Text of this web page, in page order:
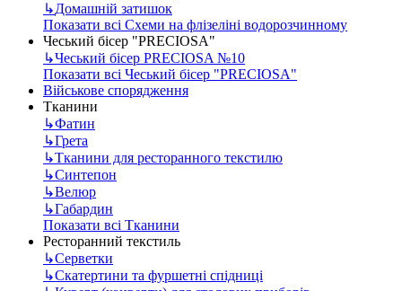
↳Домашній затишок
Показати всі Схеми на флізеліні водорозчинному
Чеський бісер "PRECIOSA"
↳Чеський бісер PRECIOSA №10
Показати всі Чеський бісер "PRECIOSA"
Військове спорядження
Тканини
↳Фатин
↳Грета
↳Тканини для ресторанного текстилю
↳Синтепон
↳Велюр
↳Габардин
Показати всі Тканини
Ресторанний текстиль
↳Серветки
↳Скатертини та фуршетні спідниці